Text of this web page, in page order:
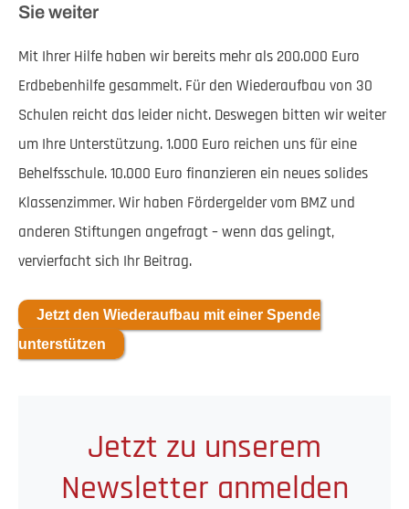
Sie weiter
Mit Ihrer Hilfe haben wir bereits mehr als 200.000 Euro
Erdbebenhilfe gesammelt. Für den Wiederaufbau von 30
Schulen reicht das leider nicht. Deswegen bitten wir weiter
um Ihre Unterstützung. 1.000 Euro reichen uns für eine
Behelfsschule. 10.000 Euro finanzieren ein neues solides
Klassenzimmer. Wir haben Fördergelder vom BMZ und
anderen Stiftungen angefragt – wenn das gelingt,
vervierfacht sich Ihr Beitrag.
Jetzt den Wiederaufbau mit einer Spende
unterstützen
Jetzt zu unserem
Newsletter anmelden